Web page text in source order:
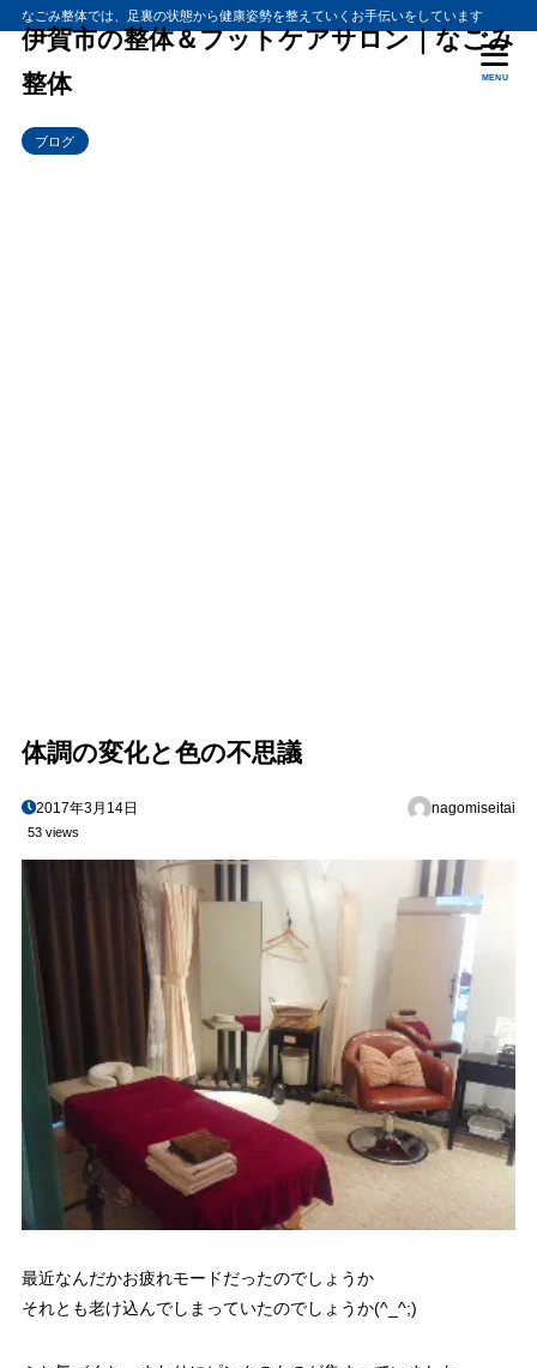
なごみ整体では、足裏の状態から健康姿勢を整えていくお手伝いをしています
伊賀市の整体＆フットケアサロン｜なごみ
整体
MENU
ブログ
体調の変化と色の不思議
2017年3月14日 nagomiseitai
53 views
最近なんだかお疲れモードだったのでしょうか
それとも老け込んでしまっていたのでしょうか(^_^;)